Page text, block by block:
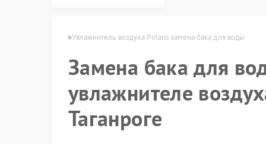
Polaris в Таганроге Увлажнитель воздуха Polaris замена бака для воды
Замена бака для
увлажнителе
Таганроге